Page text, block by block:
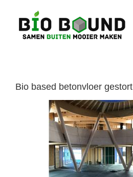
inhoud
Bio based betonvloer gestort